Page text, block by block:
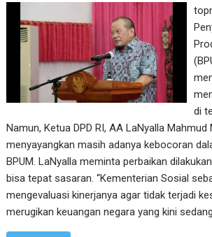
di
Namun, Ketua DPD RI, AA LaNyalla Mahmud
menyayangkan masih adanya kebocoran
BPUM. LaNyalla meminta perbaikan
bisa tepat sasaran. “Kementerian Sosial
mengevaluasi kinerjanya agar tidak terjadi
merugikan keuangan negara yang kini